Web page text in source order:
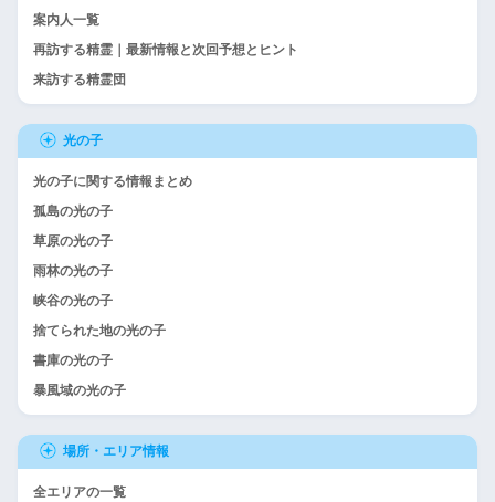
案内人一覧
再訪する精霊｜最新情報と次回予想とヒント
来訪する精霊団
光の子
光の子に関する情報まとめ
孤島の光の子
草原の光の子
雨林の光の子
峡谷の光の子
捨てられた地の光の子
書庫の光の子
暴風域の光の子
場所・エリア情報
全エリアの一覧